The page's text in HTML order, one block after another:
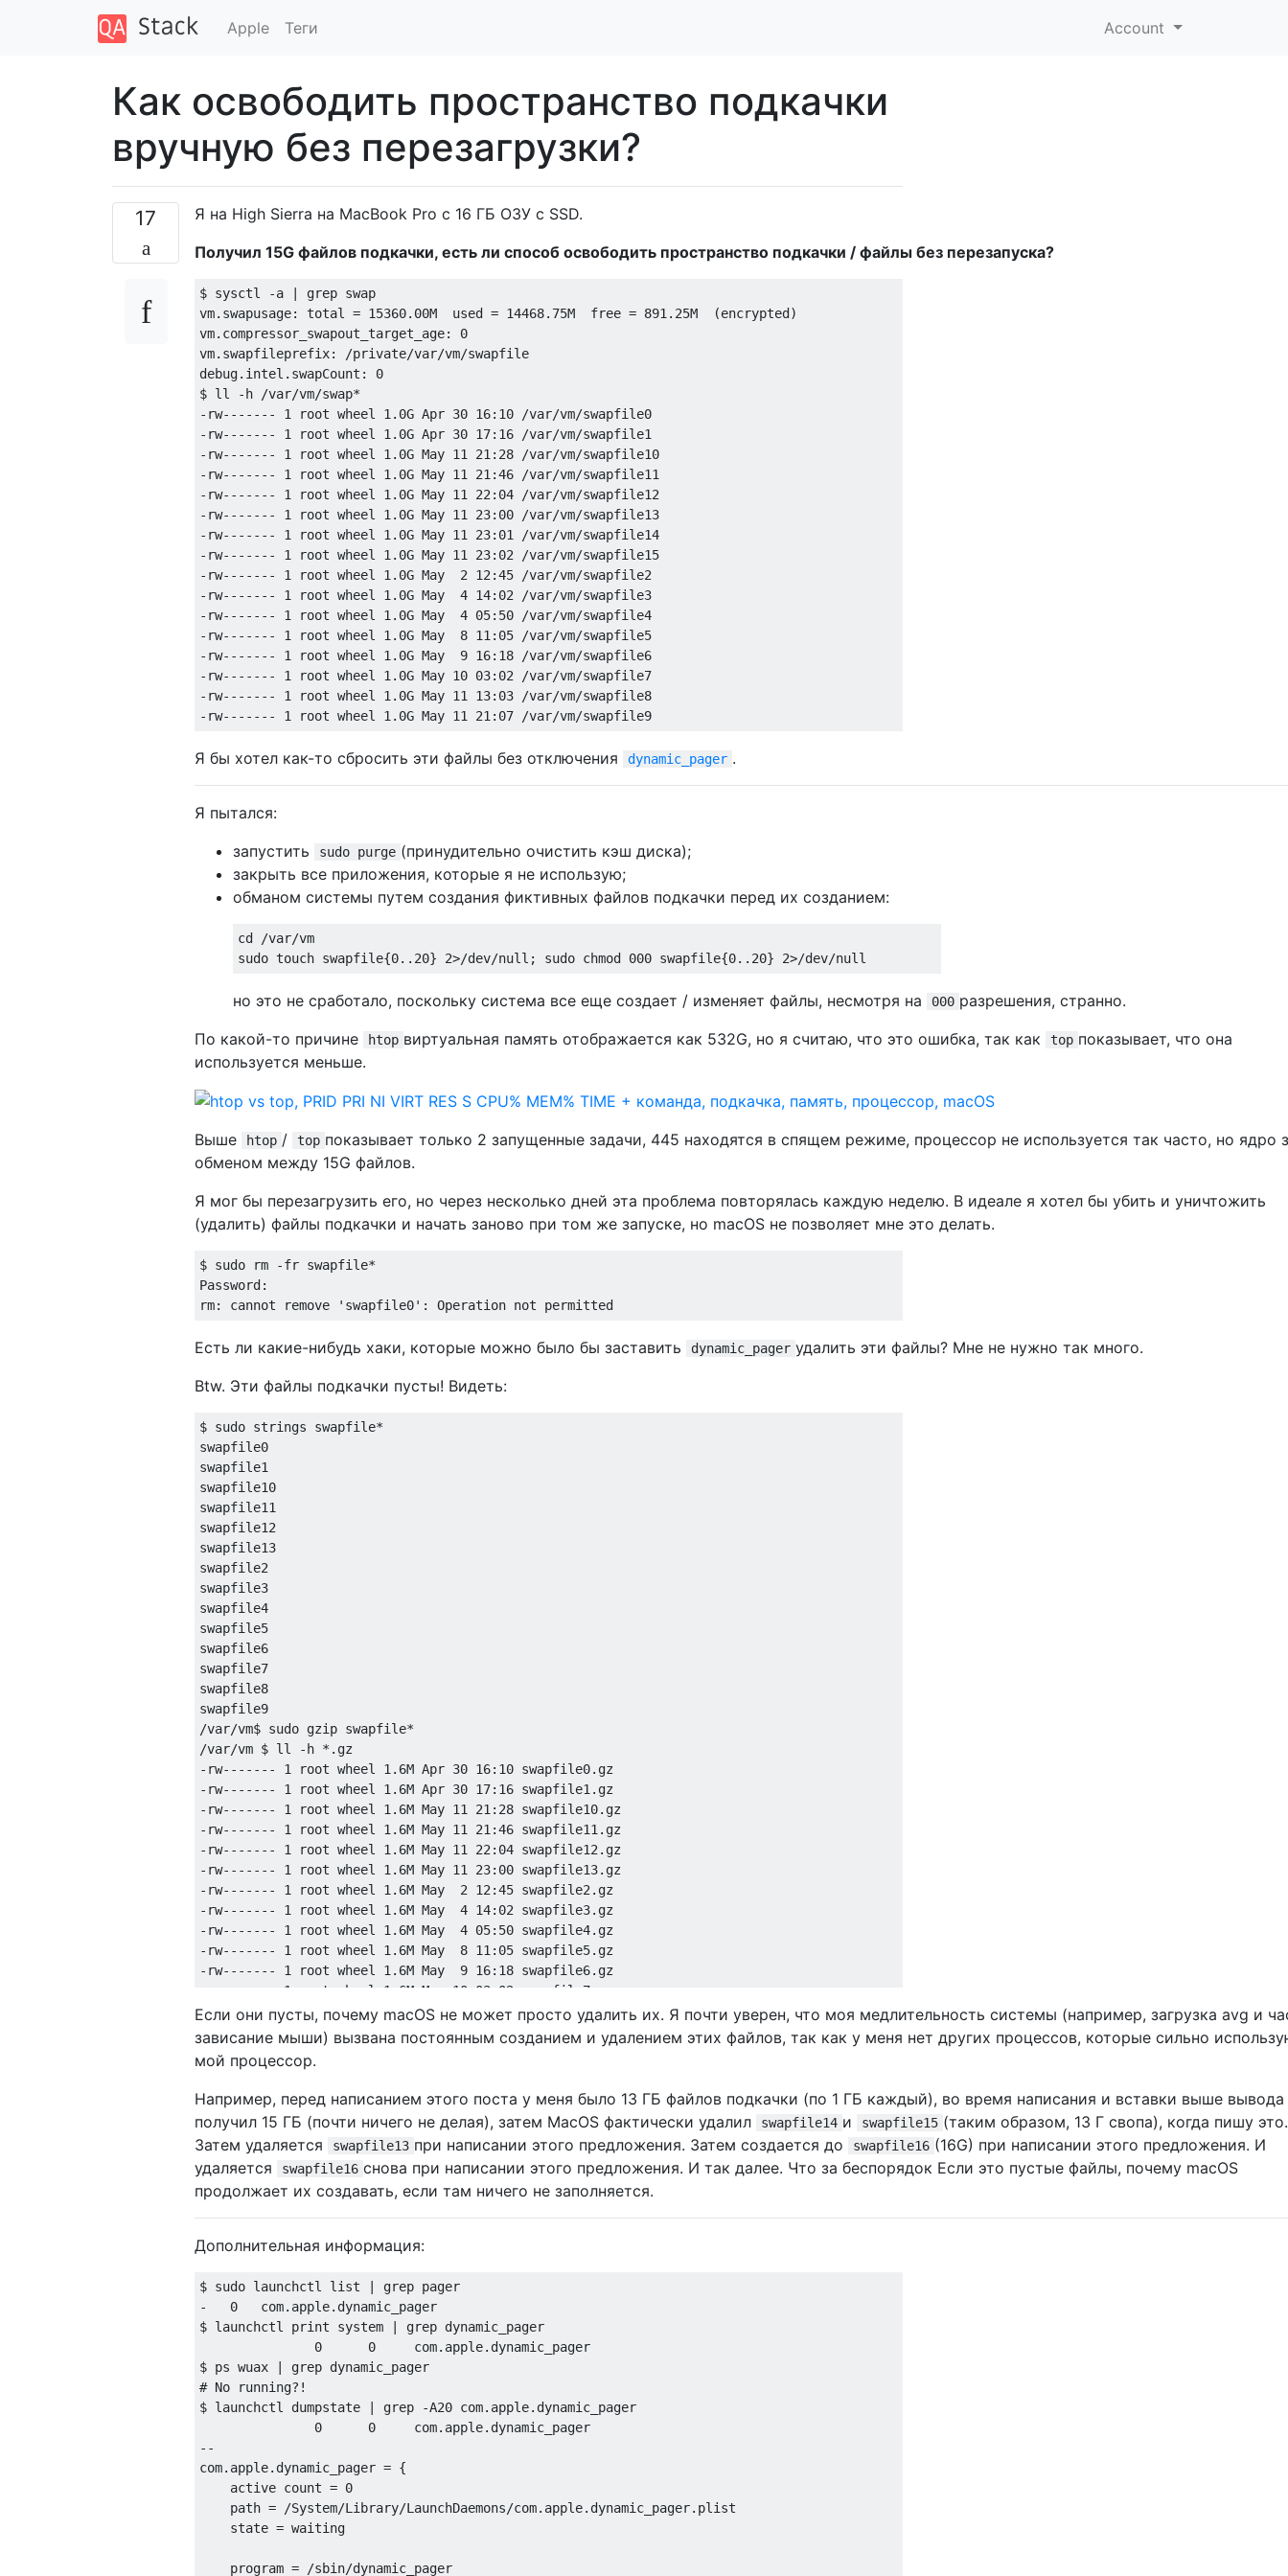
Apple Теги Account
Как освободить пространство подкачки
вручную без перезагрузки?
17
Я на High Sierra на MacBook Pro с 16 ГБ ОЗУ с SSD.
Получил 15G файлов подкачки, есть ли способ освободить пространство подкачки / файлы без перезапуска?
$ sysctl -a | grep swap
vm.swapusage: total = 15360.00M  used = 14468.75M  free = 891.25M  (encrypted)
vm.compressor_swapout_target_age: 0
vm.swapfileprefix: /private/var/vm/swapfile
debug.intel.swapCount: 0
$ ll -h /var/vm/swap*
-rw------- 1 root wheel 1.0G Apr 30 16:10 /var/vm/swapfile0
-rw------- 1 root wheel 1.0G Apr 30 17:16 /var/vm/swapfile1
-rw------- 1 root wheel 1.0G May 11 21:28 /var/vm/swapfile10
-rw------- 1 root wheel 1.0G May 11 21:46 /var/vm/swapfile11
-rw------- 1 root wheel 1.0G May 11 22:04 /var/vm/swapfile12
-rw------- 1 root wheel 1.0G May 11 23:00 /var/vm/swapfile13
-rw------- 1 root wheel 1.0G May 11 23:01 /var/vm/swapfile14
-rw------- 1 root wheel 1.0G May 11 23:02 /var/vm/swapfile15
-rw------- 1 root wheel 1.0G May  2 12:45 /var/vm/swapfile2
-rw------- 1 root wheel 1.0G May  4 14:02 /var/vm/swapfile3
-rw------- 1 root wheel 1.0G May  4 05:50 /var/vm/swapfile4
-rw------- 1 root wheel 1.0G May  8 11:05 /var/vm/swapfile5
-rw------- 1 root wheel 1.0G May  9 16:18 /var/vm/swapfile6
-rw------- 1 root wheel 1.0G May 10 03:02 /var/vm/swapfile7
-rw------- 1 root wheel 1.0G May 11 13:03 /var/vm/swapfile8
Я бы хотел как-то сбросить эти файлы без отключения dynamic_pager .
Я пытался:
запустить
sudo purge (принудительно очистить кэш диска);
закрыть все приложения, которые я не использую;
обманом системы путем создания фиктивных файлов подкачки перед их созданием:
cd /var/vm
но это не сработало, поскольку система все еще создает / изменяет файлы, несмотря на 000 разрешения, странно.
По какой-то причине
htop виртуальная память отображается как 532G, но я считаю, что это ошибка, так как top показывает, что она
используется меньше.
Выше htop / top показывает только 2 запущенные задачи, 445 находятся в спящем режиме, процессор не используется так часто, но ядро
обменом между 15G файлов.
Я мог бы перезагрузить его, но через несколько дней эта проблема повторялась каждую неделю. В идеале я хотел бы убить и уничтожить
(удалить) файлы подкачки и начать заново при том же запуске, но macOS не позволяет мне это делать.
$ sudo rm -fr swapfile*
Password:
Есть ли какие-нибудь хаки, которые можно было бы заставить dynamic_pager удалить эти файлы? Мне не нужно так много.
Btw. Эти файлы подкачки пусты! Видеть:
$ sudo strings swapfile*
swapfile0
swapfile1
swapfile10
swapfile11
swapfile12
swapfile13
swapfile2
swapfile3
swapfile4
swapfile5
swapfile6
swapfile7
swapfile8
swapfile9
/var/vm$ sudo gzip swapfile*
/var/vm $ ll -h *.gz
-rw------- 1 root wheel 1.6M Apr 30 16:10 swapfile0.gz
-rw------- 1 root wheel 1.6M Apr 30 17:16 swapfile1.gz
-rw------- 1 root wheel 1.6M May 11 21:28 swapfile10.gz
-rw------- 1 root wheel 1.6M May 11 21:46 swapfile11.gz
-rw------- 1 root wheel 1.6M May 11 22:04 swapfile12.gz
-rw------- 1 root wheel 1.6M May 11 23:00 swapfile13.gz
-rw------- 1 root wheel 1.6M May  2 12:45 swapfile2.gz
-rw------- 1 root wheel 1.6M May  4 14:02 swapfile3.gz
-rw------- 1 root wheel 1.6M May  4 05:50 swapfile4.gz
-rw------- 1 root wheel 1.6M May  8 11:05 swapfile5.gz
-rw------- 1 root wheel 1.6M May  9 16:18 swapfile6.gz
-rw------- 1 root wheel 1.6M May 10 03:02 swapfile7.gz
-rw------- 1 root wheel 1.6M May 11 13:03 swapfile8.gz
Если они пусты, почему macOS не может просто удалить их. Я почти уверен, что моя медлительность системы (например, загрузка avg и
зависание мыши) вызвана постоянным созданием и удалением этих файлов, так как у меня нет других процессов, которые сильно
мой процессор.
Например, перед написанием этого поста у меня было 13 ГБ файлов подкачки (по 1 ГБ каждый), во время написания и вставки выше вывода
получил 15 ГБ (почти ничего не делая), затем MacOS фактически удалил
swapfile14 и swapfile15 (таким образом, 13 Г свопа), когда пишу это.
Затем удаляется
swapfile13 при написании этого предложения. Затем создается до swapfile16 (16G) при написании этого предложения. И
удаляется
swapfile16 снова при написании этого предложения. И так далее. Что за беспорядок Если это пустые файлы, почему macOS
продолжает их создавать, если там ничего не заполняется.
Дополнительная информация:
$ sudo launchctl list | grep pager
-   0   com.apple.dynamic_pager
$ launchctl print system | grep dynamic_pager
               0      0     com.apple.dynamic_pager
$ ps wuax | grep dynamic_pager
# No running?!
$ launchctl dumpstate | grep -A20 com.apple.dynamic_pager
               0      0     com.apple.dynamic_pager
--
com.apple.dynamic_pager = {
    active count = 0
    path = /System/Library/LaunchDaemons/com.apple.dynamic_pager.plist
    state = waiting
    program = /sbin/dynamic_pager